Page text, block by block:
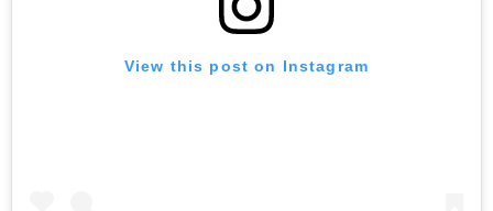
View this post on Instagram